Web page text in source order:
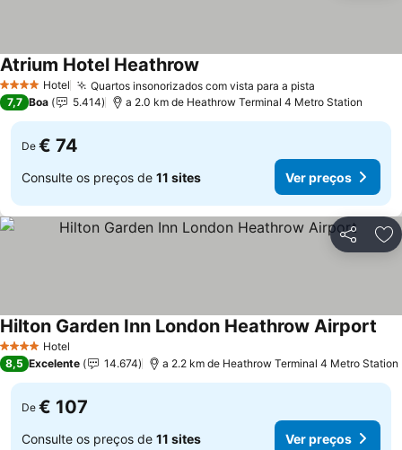
4 EstrelasHotel Quartos insonorizados com vista para a pista
Atrium Hotel Heathrow
7,7 Boa 5.414 a 2.0 km de Heathrow Terminal 4 Metro Station
De € 74
Consulte os preços de 11 sites Ver preços
Partilhar
4 EstrelasHotel
Hilton Garden Inn London Heathrow Airport
8,5 Excelente 14.674 a 2.2 km de Heathrow Terminal 4 Metro Station
De € 107
Consulte os preços de 11 sites Ver preços